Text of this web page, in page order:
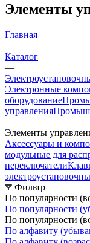
Элементы
Главная
—
Каталог
—
Электронные
оборудование
управления
—
Элементы
Аксессуары и
модульные для
переключатели
Фильтр
По популярности
По популярности
По популярности
По алфавиту